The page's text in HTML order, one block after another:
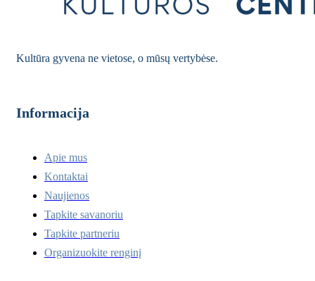
Kultūra gyvena ne vietose, o mūsų vertybėse.
Informacija
Apie mus
Kontaktai
Naujienos
Tapkite savanoriu
Tapkite partneriu
Organizuokite renginį